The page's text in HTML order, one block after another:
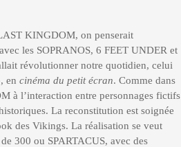
KINGDOM, on penserait
les SOPRANOS, 6 FEET UNDER et
révolutionner notre quotidien, celui
en cinéma du petit écran. Comme dans
à l’interaction entre personnages fictifs
La reconstitution est soignée
des Vikings. La réalisation se veut
300 ou SPARTACUS, avec des